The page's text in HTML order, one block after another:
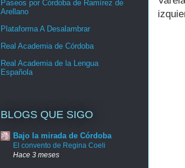
Paseos por Córdoba de Ramírez de
Arellano
Plataforma A Desalambrar
Real Academia de Córdoba
Real Academia de la Lengua
Española
BLOGS QUE SIGO
Bajo la mirada de Córdoba
El convento de Regina Coeli
Hace 3 meses